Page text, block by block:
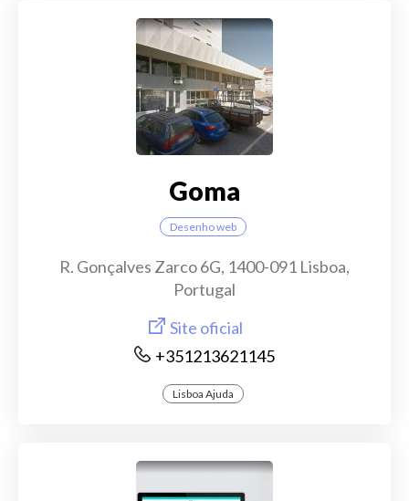
Goma
Desenho web
R. Gonçalves Zarco 6G, 1400-091 Lisboa,
Portugal
Site oficial
+351213621145
Lisboa Ajuda